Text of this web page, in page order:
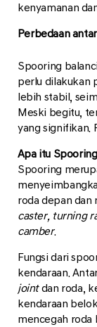
kenyamanan
Perbedaan
Spooring
perlu dilakukan
lebih stabil,
Meski begitu,
yang signifikan.
Apa itu
Spooring
roda depan dan
caster, turning
camber.
Fungsi dari
kendaraan.
jointdan roda,
kendaraan
mencegah